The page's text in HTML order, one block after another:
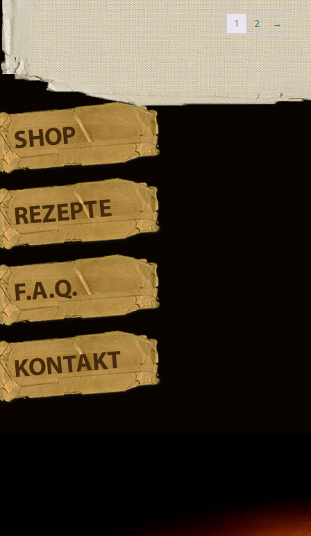
1 2 →
SHOP
REZEPTE
F.A.Q.
KONTAKT